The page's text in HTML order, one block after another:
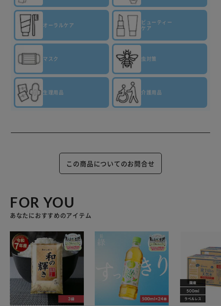
オーラルケア
ビューティー
ケア
マスク 虫対策
生理用品 介護用品
この商品についてのお問合せ
FOR YOU
あなたにおすすめのアイテム